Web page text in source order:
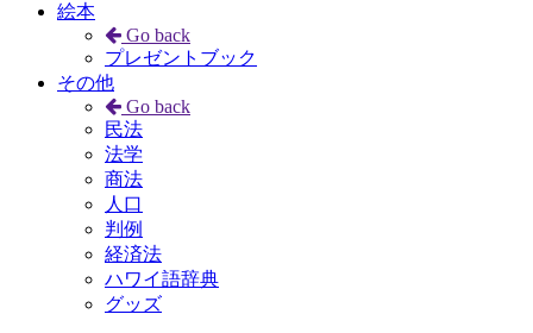
絵本
Go back
プレゼントブック
その他
Go back
民法
法学
商法
人口
判例
経済法
ハワイ語辞典
グッズ